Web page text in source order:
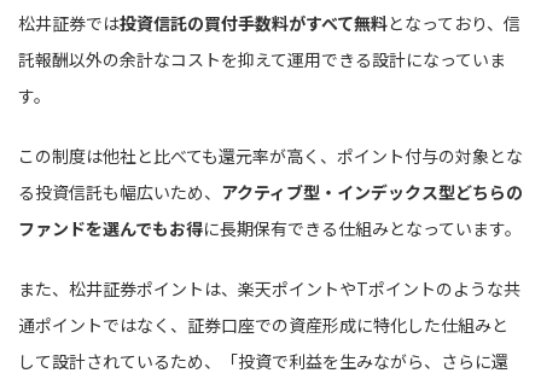
松井証券では投資信託の買付手数料がすべて無料となっており、信
託報酬以外の余計なコストを抑えて運用できる設計になっていま
す。
この制度は他社と比べても還元率が高く、ポイント付与の対象とな
る投資信託も幅広いため、 アクティブ型・インデックス型どちらの
ファンドを選んでもお得に長期保有できる仕組みとなっています。
また、松井証券ポイントは、楽天ポイントやTポイントのような共
通ポイントではなく、証券口座での資産形成に特化した仕組みと
して設計されているため、「投資で利益を生みながら、さらに還